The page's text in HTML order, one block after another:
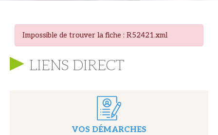
Impossible de trouver la fiche : R52421.xml
LIENS DIRECT
VOS DÉMARCHES